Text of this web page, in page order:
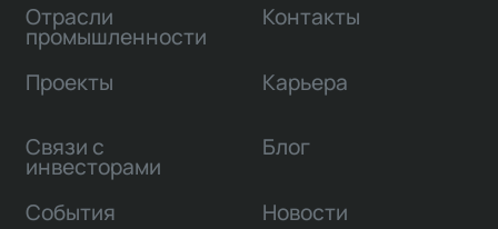
Отрасли
промышленности
Проекты
Связи с
инвесторами
Контакты
Карьера
Блог
События Новости